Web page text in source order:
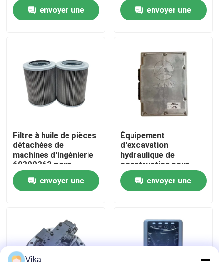
Produits
Visite d'usine
Contrôle de la qualité
Contact
nouvelles
Pièces de rechange de Liugong
Pièces de rechange Cummins
maintenance de
pièces d'excavatrice
envoyer une
K3VL80
envoyer une
Filtre à huile de pièces
détachées de
machines d'ingénierie
60200363 pour
excavatrice Sany
envoyer une
Équipement
d'excavation
hydraulique de
construction pour
l'ECU SANY SY230
envoyer une
Vika